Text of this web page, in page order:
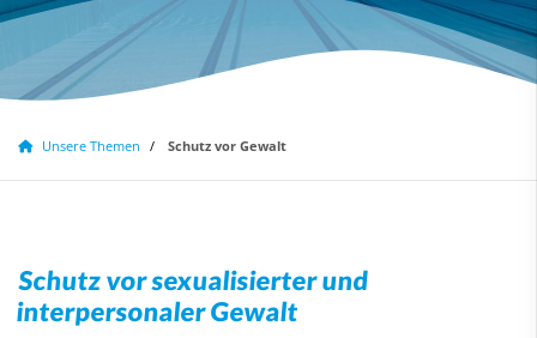
Unsere Themen Schutz vor Gewalt
Schutz vor sexualisierter und
interpersonaler Gewalt